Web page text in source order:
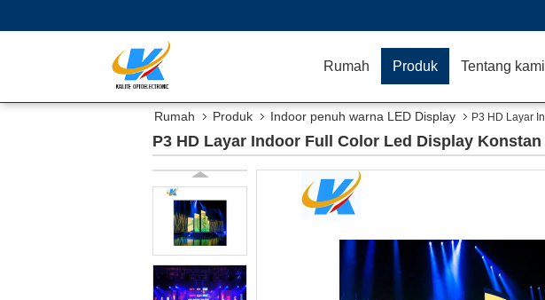
Rumah Produk Tentang kami
Rumah Produk Indoor penuh warna LED Display P3 HD Layar
P3 HD Layar Indoor Full Color Led Display Konstan